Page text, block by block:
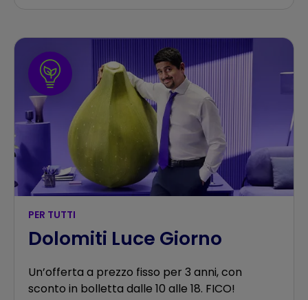
PER TUTTI
Dolomiti Luce Giorno
Un’offerta a prezzo fisso per 3 anni, con
sconto in bolletta dalle 10 alle 18. FICO!